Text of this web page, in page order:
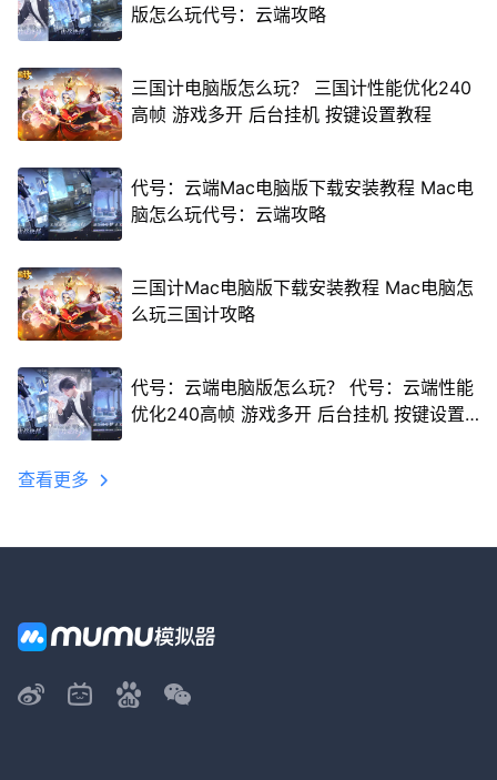
版怎么玩代号：云端攻略
三国计电脑版怎么玩？ 三国计性能优化240
高帧 游戏多开 后台挂机 按键设置教程
代号：云端Mac电脑版下载安装教程 Mac电
脑怎么玩代号：云端攻略
三国计Mac电脑版下载安装教程 Mac电脑怎
么玩三国计攻略
代号：云端电脑版怎么玩？ 代号：云端性能
优化240高帧 游戏多开 后台挂机 按键设置
查看更多